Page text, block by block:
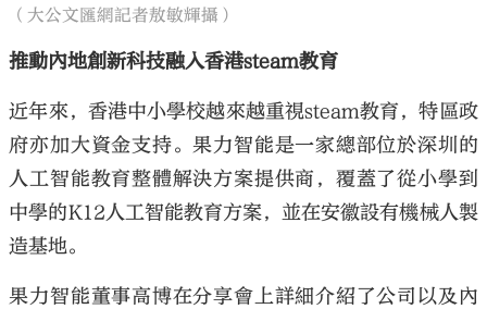
（大公文匯網記者敖敏輝攝）
推動內地創新科技融入香港steam教育
近年來，香港中小學校越來越重視steam教育，特區政
府亦加大資金支持。果力智能是一家總部位於深圳的
人工智能教育整體解決方案提供商，覆蓋了從小學到
中學的K12人工智能教育方案，並在安徽設有機械人製
造基地。
果力智能董事高博在分享會上詳細介紹了公司以及內